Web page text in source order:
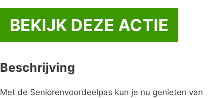
BEKIJK DEZE ACTIE
Beschrijving
Met de Seniorenvoordeelpas kun je nu genieten van